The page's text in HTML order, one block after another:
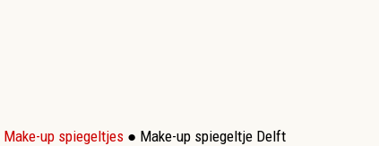
Make-up spiegeltjes ● Make-up spiegeltje Delft